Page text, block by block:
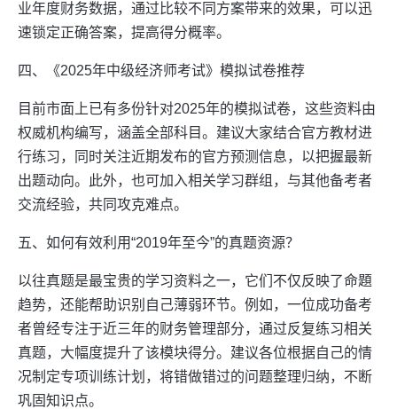
业年度财务数据，通过比较不同方案带来的效果，可以迅
速锁定正确答案，提高得分概率。
四、《2025年中级经济师考试》模拟试卷推荐
目前市面上已有多份针对2025年的模拟试卷，这些资料由
权威机构编写，涵盖全部科目。建议大家结合官方教材进
行练习，同时关注近期发布的官方预测信息，以把握最新
出题动向。此外，也可加入相关学习群组，与其他备考者
交流经验，共同攻克难点。
五、如何有效利用“2019年至今”的真题资源？
以往真题是最宝贵的学习资料之一，它们不仅反映了命題
趋势，还能帮助识别自己薄弱环节。例如，一位成功备考
者曾经专注于近三年的财务管理部分，通过反复练习相关
真题，大幅度提升了该模块得分。建议各位根据自己的情
况制定专项训练计划，将错做错过的问题整理归纳，不断
巩固知识点。